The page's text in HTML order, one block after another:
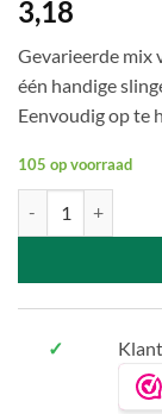
5op 5
gebaseerd
op
klantbeoordelingen
3,18
Gevarieerde mix
één handige
Eenvoudig op te
105 op voorraad
✓